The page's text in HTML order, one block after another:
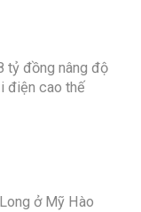
tỷ đồng nâng độ
điện cao thế
ở Mỹ Hào